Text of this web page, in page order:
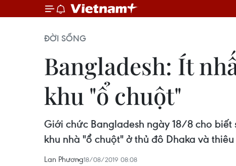
ĐỜI SỐNG
Bangladesh: Ít
khu "ổ chuột"
Giới chức Bangladesh ngày 18/8 cho
khu nhà "ổ chuột" ở thủ đô Dhaka và
Lan Phương18/08/2019 08:08